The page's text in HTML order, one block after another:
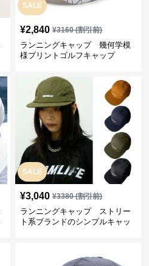
SALE
¥2,840 ¥3160(割引前)
ランニングキャップ 幾何学模
様プリントゴルフキャップ
SALE
¥3,040 ¥3380(割引前)
ランニングキャップ ストリー
ト系ブランドのシンプルキャッ